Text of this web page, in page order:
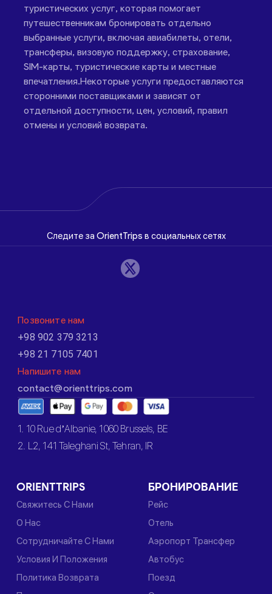
туристических услуг, которая помогает
путешественникам бронировать отдельно
выбранные услуги, включая авиабилеты, отели,
трансферы, визовую поддержку, страхование,
SIM-карты, туристические карты и местные
впечатления.Некоторые услуги предоставляются
сторонними поставщиками и зависят от
отдельной доступности, цен, условий, правил
отмены и условий возврата.
Следите за OrientTrips в социальных сетях
Позвоните нам
+98 902 379 3213
+98 21 7105 7401
Напишите нам
contact@orienttrips.com
1. 10 Rue d’Albanie, 1060 Brussels, BE
2. L2, 141 Taleghani St, Tehran, IR
ORIENTTRIPS
Свяжитесь С Нами
О Нас
Сотрудничайте С Нами
Условия И Положения
Политика Возврата
БРОНИРОВАНИЕ
Рейс
Отель
Аэропорт Трансфер
Автобус
Поезд